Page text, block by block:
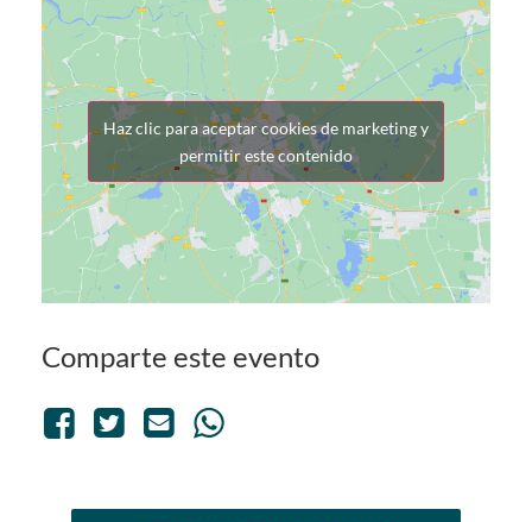
Haz clic para aceptar cookies de marketing y
permitir este contenido
Comparte este evento